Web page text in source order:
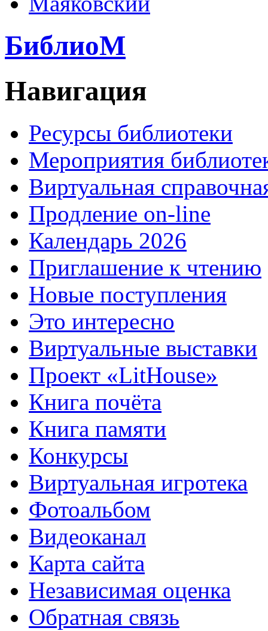
БиблиоМ
Навигация
Ресурсы библиотеки
Мероприятия
Виртуальная
Продление on-line
Календарь 2026
Приглашение к чтению
Новые поступления
Это интересно
Виртуальные выставки
Проект «LitHouse»
Книга почёта
Книга памяти
Конкурсы
Виртуальная игротека
Фотоальбом
Видеоканал
Карта сайта
Независимая оценка
Обратная связь